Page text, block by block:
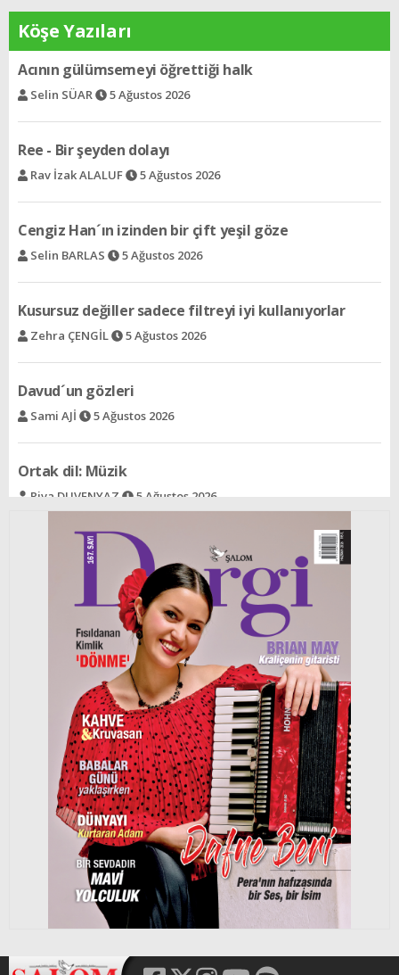
Köşe Yazıları
Ree - Bir şeyden dolayı
Rav İzak ALALUF 5 Ağustos 2026
Cengiz Han´ın izinden bir çift yeşil göze
Selin BARLAS 5 Ağustos 2026
Kusursuz değiller sadece filtreyi iyi kullanıyorlar
Zehra ÇENGİL 5 Ağustos 2026
Davud´un gözleri
Sami AJİ 5 Ağustos 2026
Ortak dil: Müzik
Riva DUVENYAZ 5 Ağustos 2026
Kırkıncı oda
Avram VENTURA 5 Ağustos 2026
FIFA ve UEFA Savaş başladı!
5 Ağustos 2026
Acının gülümsemeyi öğrettiği halk
Selin SÜAR 5 Ağustos 2026